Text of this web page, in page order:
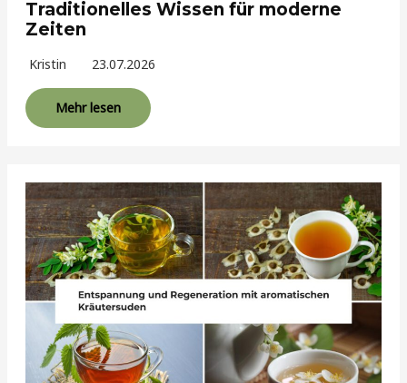
Traditionelles Wissen für moderne
Zeiten
Kristin 23.07.2026
Mehr lesen